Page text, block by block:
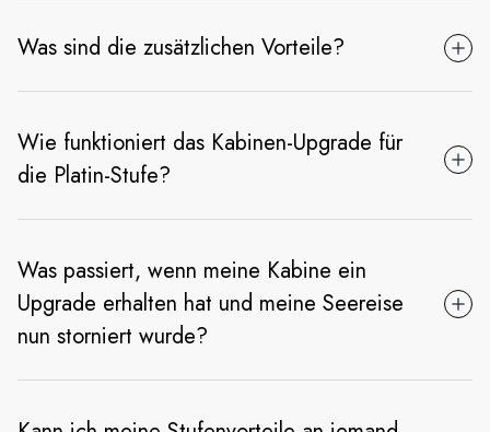
Was sind die zusätzlichen Vorteile?
Wie funktioniert das Kabinen-Upgrade für
die Platin-Stufe?
Was passiert, wenn meine Kabine ein
Upgrade erhalten hat und meine Seereise
nun storniert wurde?